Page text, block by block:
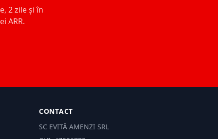
2 zile și în
ARR.
CONTACT
SC EVITĂ AMENZI SRL